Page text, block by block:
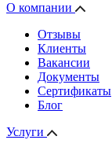
О компании
Отзывы
Клиенты
Вакансии
Документы
Сертификаты
Блог
Услуги